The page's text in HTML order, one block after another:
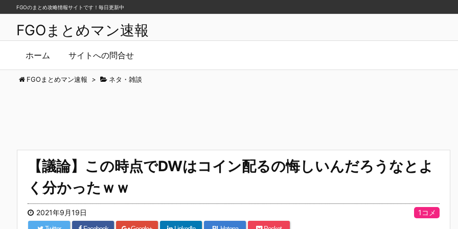
FGOまとめマン速報
ホーム サイトへの問合せ
FGOのまとめ攻略情報サイトです！毎日更新中
FGOまとめマン速報 > ネタ・雑談
【議論】この時点でDWはコイン配るの悔しいんだろうなとよ
く分かったｗｗ
2021年9月19日 1コメ